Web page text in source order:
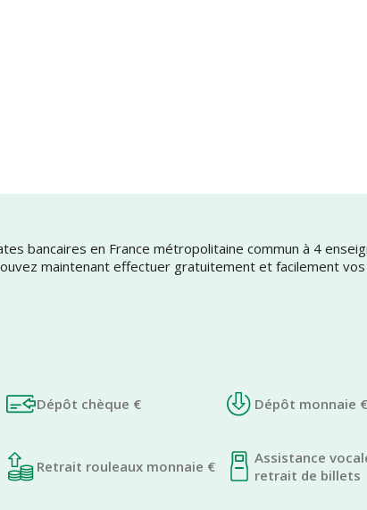
bancaires en France métropolitaine commun à 4
maintenant effectuer gratuitement et facilement
Dépôt chèque € Dépôt monnaie €
Retrait rouleaux monnaie €
Assistance
retrait de billets